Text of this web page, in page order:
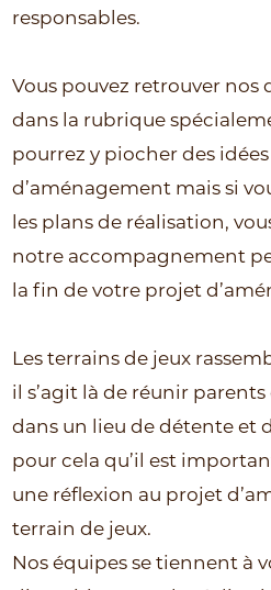
responsables.
Vous pouvez retrouver
dans la rubrique
pourrez y piocher des
d’aménagement mais si
les plans de réalisation,
notre accompagnement
la fin de votre projet
Les terrains de jeux
il s’agit là de réunir
dans un lieu de détente et
pour cela qu’il est
une réflexion au projet
terrain de jeux.
Nos équipes se tiennent à